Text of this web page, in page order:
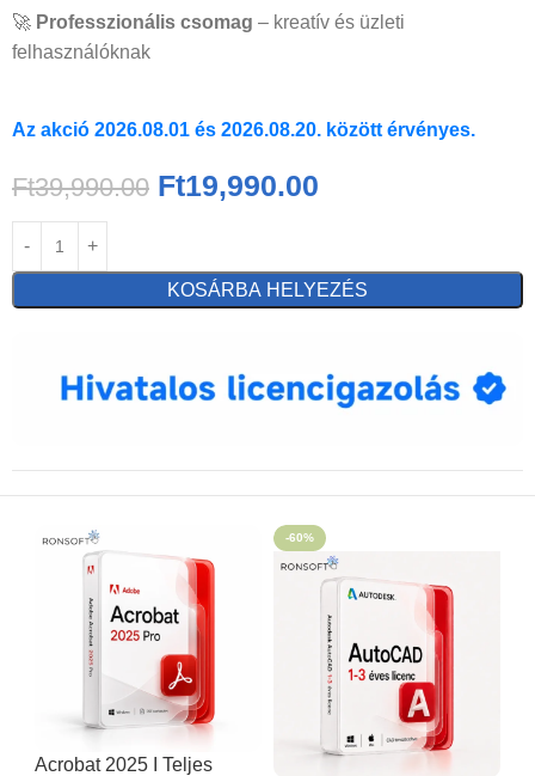
🚀 Professzionális csomag – kreatív és üzleti
felhasználóknak
Az akció 2026.08.01 és 2026.08.20. között érvényes.
Ft39,990.00 Ft19,990.00
KOSÁRBA HELYEZÉS
Acrobat 2025 I Teljes
-60%